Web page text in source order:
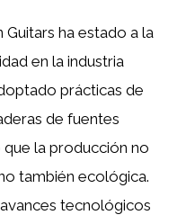
ha estado a la
en la industria
prácticas de
de fuentes
la producción no
también ecológica.
tecnológicos